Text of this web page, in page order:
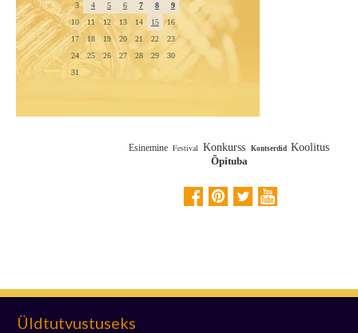
3
4 5 6 7 8
9
10
11 12 13 14 15
16
17
18 19 20 21 22
23
24
25 26 27 28 29
30
31
Esinemine Festival Konkurss Kontserdid Koolitus
Õpituba
Üldtutvustuseks